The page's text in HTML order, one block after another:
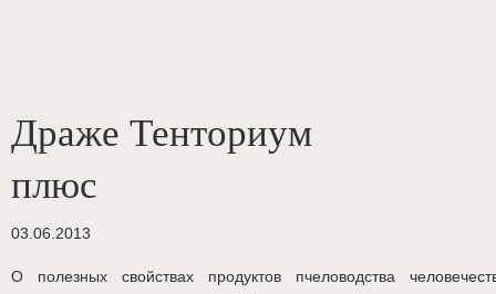
Драже Тенториум
плюс
03.06.2013
О полезных свойствах продуктов пчеловодства